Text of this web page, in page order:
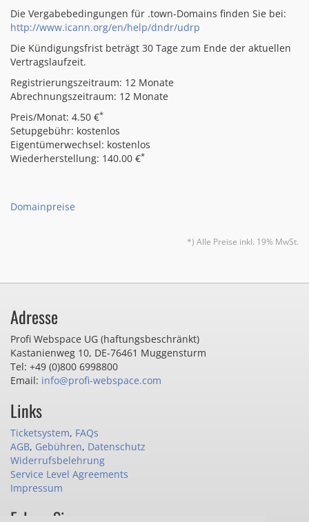
Die Vergabebedingungen für .town-Domains finden Sie bei:
http://www.icann.org/en/help/dndr/udrp
Die Kündigungsfrist beträgt 30 Tage zum Ende der aktuellen
Vertragslaufzeit.
Registrierungszeitraum: 12 Monate
Abrechnungszeitraum: 12 Monate
Preis/Monat: 4.50 €*
Setupgebühr: kostenlos
Eigentümerwechsel: kostenlos
Wiederherstellung: 140.00 €*
Domainpreise
*) Alle Preise inkl. 19% MwSt.
Adresse
Profi Webspace UG (haftungsbeschränkt)
Kastanienweg 10, DE-76461 Muggensturm
Tel: +49 (0)800 6998800
Email: info@profi-webspace.com
Links
Ticketsystem, FAQs
AGB, Gebühren, Datenschutz
Widerrufsbelehrung
Service Level Agreements
Impressum